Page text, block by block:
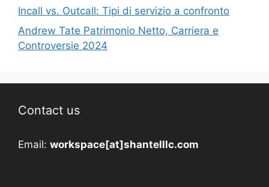
Incall vs. Outcall: Tipi di servizio a confronto
Andrew Tate Patrimonio Netto, Carriera e
Controversie 2024
Contact us
Email: workspace[at]shantelllc.com